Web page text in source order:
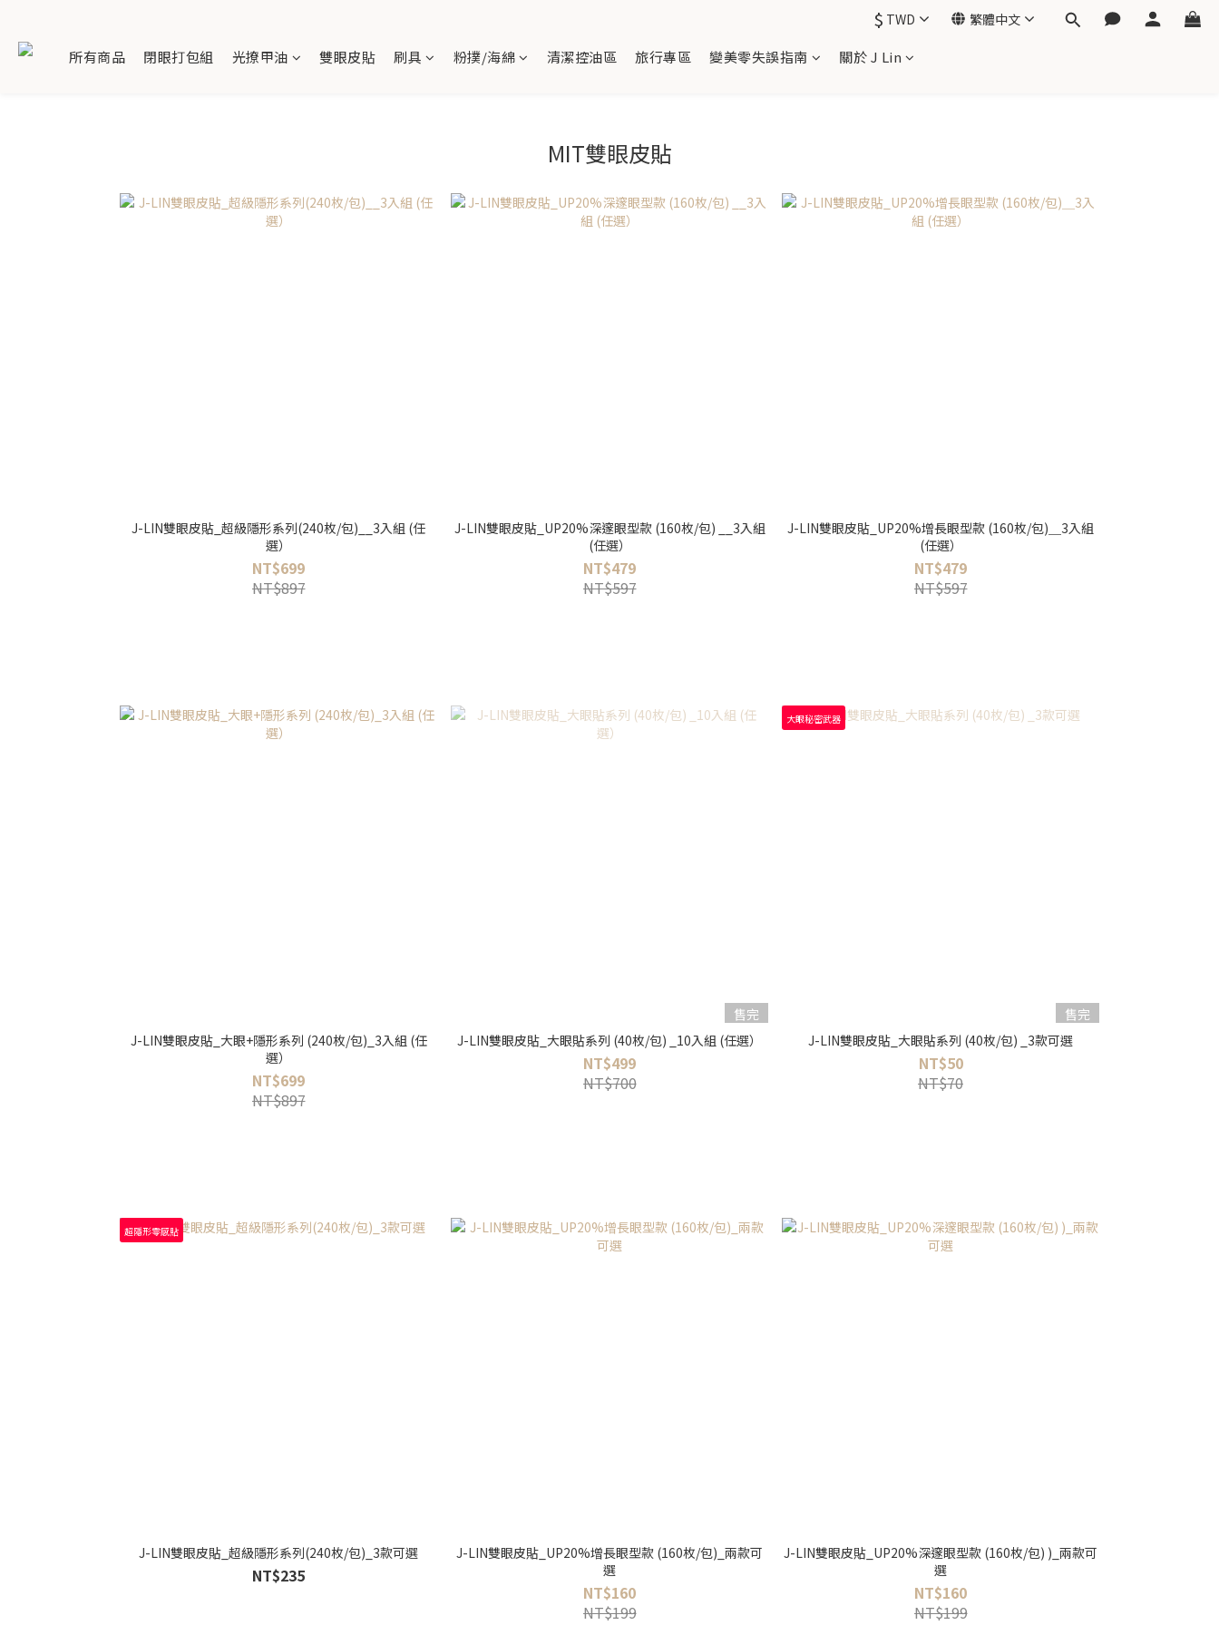
$ TWD 繁體中文
所有商品 閉眼打包組 光撩甲油 雙眼皮貼 刷具 粉撲/海綿 清潔控油區 旅行專區 變美零失誤指南 關於 J Lin
MIT雙眼皮貼
J-LIN雙眼皮貼_超級隱形系列(240枚/包)__3入組 (任
選）
NT$699
NT$897
J-LIN雙眼皮貼_UP20%深邃眼型款 (160枚/包) __3入組
(任選）
NT$479
NT$597
J-LIN雙眼皮貼_UP20%增長眼型款 (160枚/包)＿3入組
(任選）
NT$479
NT$597
J-LIN雙眼皮貼_大眼+隱形系列 (240枚/包)_3入組 (任
選）
NT$699
NT$897
售完
J-LIN雙眼皮貼_大眼貼系列 (40枚/包) _10入組 (任選）
NT$499
NT$700
大眼秘密武器
售完
J-LIN雙眼皮貼_大眼貼系列 (40枚/包) _3款可選
NT$50
NT$70
超隱形零感貼
J-LIN雙眼皮貼_超級隱形系列(240枚/包)_3款可選
NT$235
J-LIN雙眼皮貼_UP20%增長眼型款 (160枚/包)_兩款可
選
NT$160
NT$199
J-LIN雙眼皮貼_UP20%深邃眼型款 (160枚/包) )_兩款可
選
NT$160
NT$199